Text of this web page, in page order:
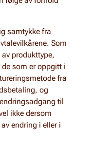
samtykke fra
Som
produkttype,
som er oppgitt i
fra
og
til
ikke dersom
endring i eller i